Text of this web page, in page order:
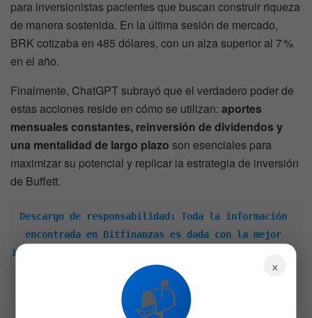
para inversionistas pacientes que buscan construir riqueza
de manera sostenida. En la última sesión de mercado,
BRK cotizaba en 485 dólares, con un alza superior al 7 %
en el año.
Finalmente, ChatGPT subrayó que el verdadero poder de
estas acciones reside en cómo se utilizan: aportes
mensuales constantes, reinversión de dividendos y
una mentalidad de largo plazo son esenciales para
maximizar su potencial y replicar la estrategia de inversión
de Buffett.
Descargo de responsabilidad: Toda la información
encontrada en Bitfinanzas es dada con la mejor
intención, esta no representa ninguna recomendación
de inversión y es solo para fines informativos.
Recuerda hacer siempre tu propia investigación.
×
📬